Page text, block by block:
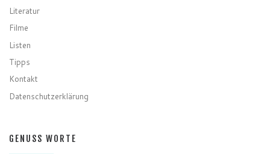
Literatur
Filme
Listen
Tipps
Kontakt
Datenschutzerklärung
GENUSS WORTE